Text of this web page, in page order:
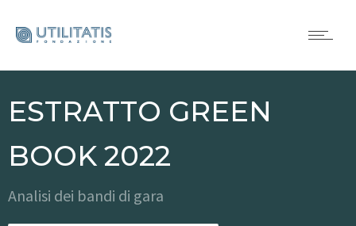
ESTRATTO GREEN
BOOK 2022
Analisi dei bandi di gara